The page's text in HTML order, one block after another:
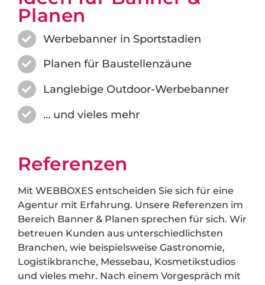
Planen
Werbebanner in Sportstadien
Planen für Baustellenzäune
Langlebige Outdoor-Werbebanner
… und vieles mehr
Referenzen
Mit WEBBOXES entscheiden Sie sich für eine
Agentur mit Erfahrung. Unsere Referenzen im
Bereich Banner & Planen sprechen für sich. Wir
betreuen Kunden aus unterschiedlichsten
Branchen, wie beispielsweise Gastronomie,
Logistikbranche, Messebau, Kosmetikstudios
und vieles mehr. Nach einem Vorgespräch mit